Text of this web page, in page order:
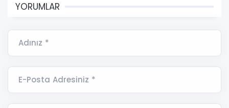
YORUMLAR
Adınız *
E-Posta Adresiniz *